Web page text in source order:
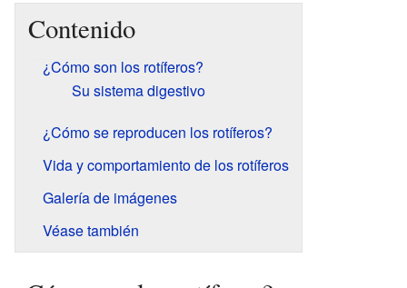
Contenido
¿Cómo son los rotíferos?
Su sistema digestivo
¿Cómo se reproducen los rotíferos?
Vida y comportamiento de los rotíferos
Galería de imágenes
Véase también